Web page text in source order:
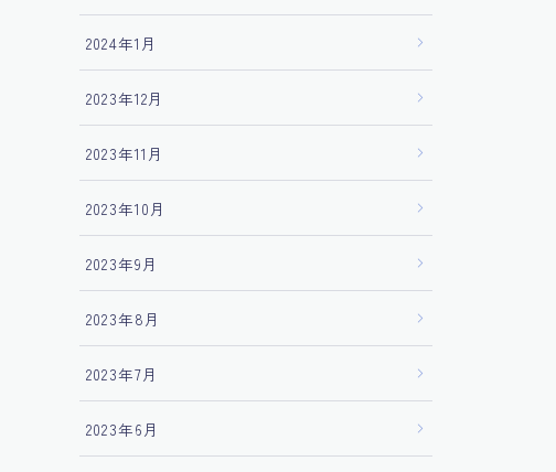
2024年1月
2023年12月
2023年11月
2023年10月
2023年9月
2023年8月
2023年7月
2023年6月